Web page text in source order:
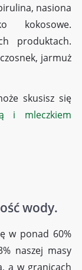
nasiona
produktach.
jarmuż
skusisz się
i mleczkiem
wody.
w ponad 60%
naszej masy
a w granicach